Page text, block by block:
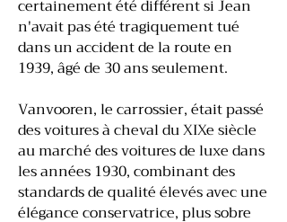
certainement été différent si Jean
n'avait pas été tragiquement tué
dans un accident de la route en
1939, âgé de 30 ans seulement.
Vanvooren, le carrossier, était passé
des voitures à cheval du XIXe siècle
au marché des voitures de luxe dans
les années 1930, combinant des
standards de qualité élevés avec une
élégance conservatrice, plus sobre